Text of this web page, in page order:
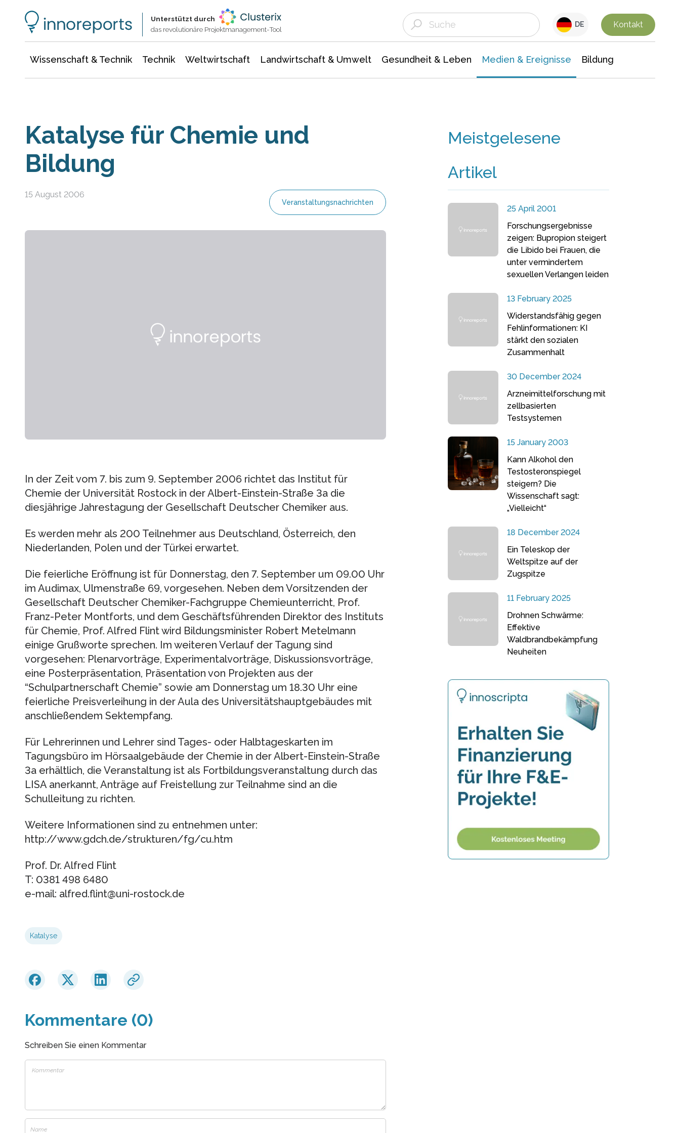
Unterstützt durch
das revolutionäre Projektmanagement-Tool
DE Kontakt
Wissenschaft & Technik Technik Weltwirtschaft Landwirtschaft & Umwelt Gesundheit & Leben Medien & Ereignisse Bildung
Katalyse für Chemie und
Bildung
15 August 2006
Veranstaltungsnachrichten
In der Zeit vom 7. bis zum 9. September 2006 richtet das Institut für
Chemie der Universität Rostock in der Albert-Einstein-Straße 3a die
diesjährige Jahrestagung der Gesellschaft Deutscher Chemiker aus.
Es werden mehr als 200 Teilnehmer aus Deutschland, Österreich, den
Niederlanden, Polen und der Türkei erwartet.
Die feierliche Eröffnung ist für Donnerstag, den 7. September um 09.00 Uhr
im Audimax, Ulmenstraße 69, vorgesehen. Neben dem Vorsitzenden der
Gesellschaft Deutscher Chemiker-Fachgruppe Chemieunterricht, Prof.
Franz-Peter Montforts, und dem Geschäftsführenden Direktor des Instituts
für Chemie, Prof. Alfred Flint wird Bildungsminister Robert Metelmann
einige Grußworte sprechen. Im weiteren Verlauf der Tagung sind
vorgesehen: Plenarvorträge, Experimentalvorträge, Diskussionsvorträge,
eine Posterpräsentation, Präsentation von Projekten aus der
“Schulpartnerschaft Chemie” sowie am Donnerstag um 18.30 Uhr eine
feierliche Preisverleihung in der Aula des Universitätshauptgebäudes mit
anschließendem Sektempfang.
Für Lehrerinnen und Lehrer sind Tages- oder Halbtageskarten im
Tagungsbüro im Hörsaalgebäude der Chemie in der Albert-Einstein-Straße
3a erhältlich, die Veranstaltung ist als Fortbildungsveranstaltung durch das
LISA anerkannt, Anträge auf Freistellung zur Teilnahme sind an die
Schulleitung zu richten.
Weitere Informationen sind zu entnehmen unter:
http://www.gdch.de/strukturen/fg/cu.htm
Prof. Dr. Alfred Flint
T: 0381 498 6480
e-mail: alfred.flint@uni-rostock.de
Katalyse
Kommentare (0)
Schreiben Sie einen Kommentar
Meistgelesene
Artikel
25 April 2001
Forschungsergebnisse
zeigen: Bupropion steigert
die Libido bei Frauen, die
unter vermindertem
sexuellen Verlangen leiden
13 February 2025
Widerstandsfähig gegen
Fehlinformationen: KI
stärkt den sozialen
Zusammenhalt
30 December 2024
Arzneimittelforschung mit
zellbasierten
Testsystemen
15 January 2003
Kann Alkohol den
Testosteronspiegel
steigern? Die
Wissenschaft sagt:
„Vielleicht“
18 December 2024
Ein Teleskop der
Weltspitze auf der
Zugspitze
11 February 2025
Drohnen Schwärme:
Effektive
Waldbrandbekämpfung
Neuheiten